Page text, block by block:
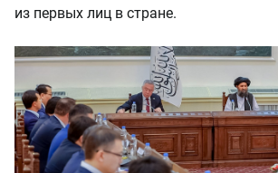
из первых лиц в стране.